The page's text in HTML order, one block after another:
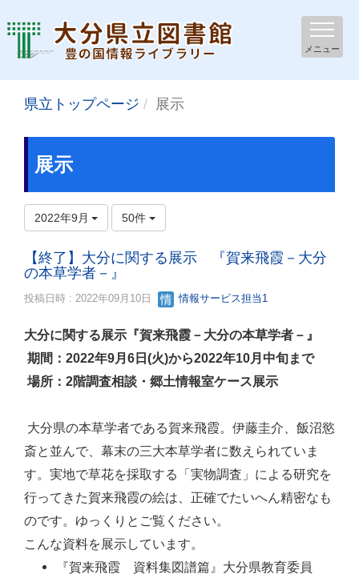
メニュー
県立トップページ 展示
展示
2022年9月 50件
【終了】大分に関する展示 『賀来飛霞－大分
の本草学者－』
投稿日時 : 2022年09月10日 情報サービス担当1
大分に関する展示『賀来飛霞－大分の本草学者－』
期間：2022年9月6日(火)から2022年10月中旬まで
場所：2階調査相談・郷土情報室ケース展示
大分県の本草学者である賀来飛霞。伊藤圭介、飯沼慾
斎と並んで、幕末の三大本草学者に数えられていま
す。実地で草花を採取する「実物調査」による研究を
行ってきた賀来飛霞の絵は、正確でたいへん精密なも
のです。ゆっくりとご覧ください。
こんな資料を展示しています。
『賀来飛霞 資料集図譜篇』大分県教育委員